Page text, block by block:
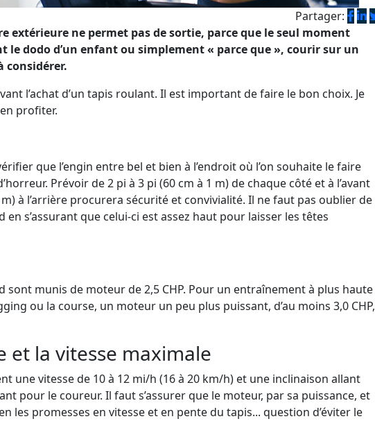
Partager:
extérieure ne permet pas de sortie, parce que le seul moment
le dodo d’un enfant ou simplement « parce que », courir sur un
l’achat d’un tapis roulant. Il est important de faire le bon choix. Je
profiter.
que l’engin entre bel et bien à l’endroit où l’on souhaite le faire
Prévoir de 2 pi à 3 pi (60 cm à 1 m) de chaque côté et à l’avant
à l’arrière procurera sécurité et convivialité. Il ne faut pas oublier de
s’assurant que celui-ci est assez haut pour laisser les têtes
munis de moteur de 2,5 CHP. Pour un entraînement à plus haute
ou la course, un moteur un peu plus puissant, d’au moins 3,0 CHP,
et la vitesse maximale
une vitesse de 10 à 12 mi/h (16 à 20 km/h) et une inclinaison allant
pour le coureur. Il faut s’assurer que le moteur, par sa puissance, et
les promesses en vitesse et en pente du tapis... question d’éviter le